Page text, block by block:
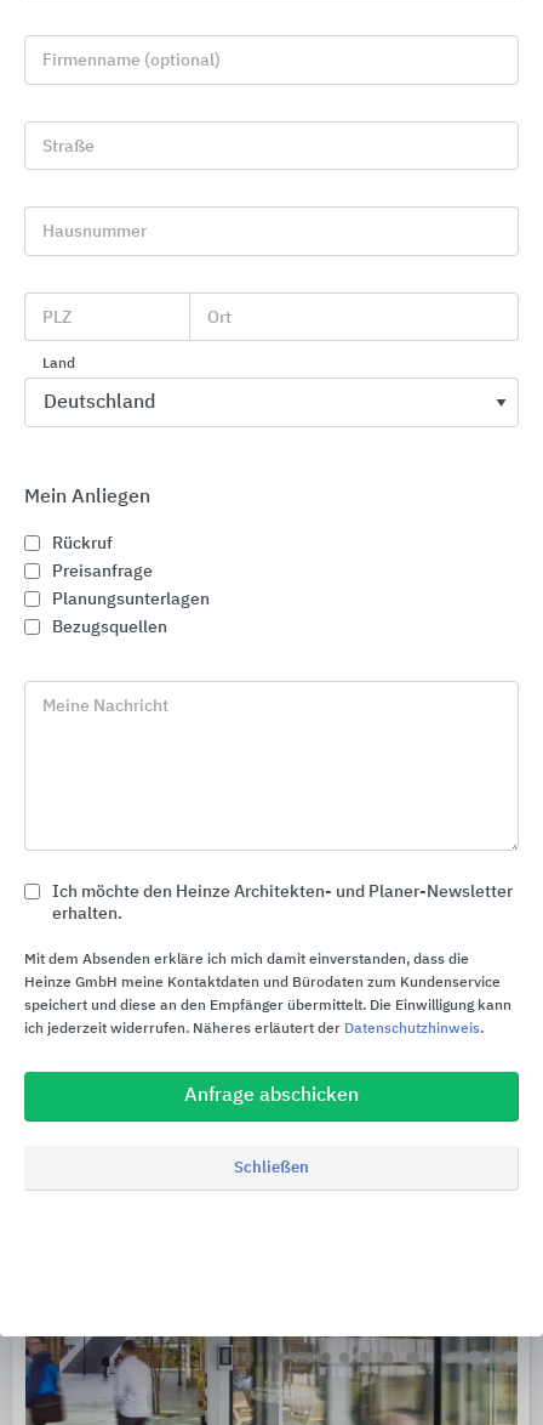
Zutrittskontrolle / Zutrittskontrolltechnik
Telenot Electronic
ULMA Architectural Solutions
Firmenname (optional)
Straße
Hausnummer
PLZ Ort
Land
Mein Anliegen
Rückruf
Preisanfrage
Planungsunterlagen
Bezugsquellen
Meine Nachricht
Ich möchte den Heinze Architekten- und Planer-Newsletter
erhalten.
Mit dem Absenden erkläre ich mich damit einverstanden, dass die
Heinze GmbH meine Kontaktdaten und Bürodaten zum Kundenservice
speichert und diese an den Empfänger übermittelt. Die Einwilligung kann
ich jederzeit widerrufen. Näheres erläutert der Datenschutzhinweis.
Anfrage abschicken
Schließen